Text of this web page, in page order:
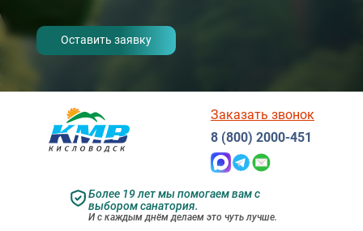
Более 19 лет мы помогаем вам с
выбором санатория.
И с каждым днём делаем это чуть лучше.
Заказать звонок
8 (800) 2000-451